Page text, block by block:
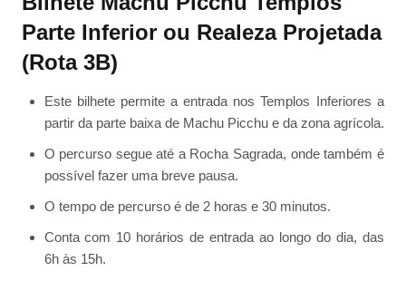
Parte Inferior ou Realeza Projetada
(Rota 3B)
Este bilhete permite a entrada nos Templos Inferiores a
partir da parte baixa de Machu Picchu e da zona agrícola.
O percurso segue até a Rocha Sagrada, onde também é
possível fazer uma breve pausa.
O tempo de percurso é de 2 horas e 30 minutos.
Conta com 10 horários de entrada ao longo do dia, das
6h às 15h.